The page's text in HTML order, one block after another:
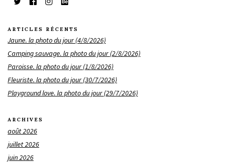
ARTICLES RÉCENTS
Jaune. la photo du jour (4/8/2026)
Camping sauvage. la photo du jour (2/8/2026)
Paroisse. la photo du jour (1/8/2026)
Fleuriste. la photo du jour (30/7/2026)
Playground love. la photo du jour (29/7/2026)
ARCHIVES
août 2026
juillet 2026
juin 2026